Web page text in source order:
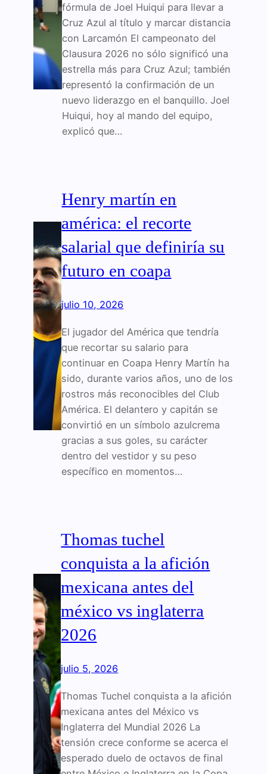
fórmula de Joel Huiqui para llevar a
Cruz Azul al título y marcar distancia
con Larcamón El campeonato del
Clausura 2026 no sólo significó una
estrella más para Cruz Azul; también
representó la confirmación de un
nuevo liderazgo en el banquillo. Joel
Huiqui, hoy al mando del equipo,
explicó que…
Henry martín en
américa: el recorte
salarial que definiría su
futuro en coapa
julio 10, 2026
El jugador del América que tendría
que recortar su salario para
continuar en Coapa Henry Martín ha
sido, durante varios años, uno de los
rostros más reconocibles del Club
América. El delantero y capitán se
convirtió en un símbolo azulcrema
gracias a sus goles, su carácter
dentro del vestidor y su peso
específico en momentos…
Thomas tuchel
conquista a la afición
mexicana antes del
méxico vs inglaterra
2026
julio 5, 2026
Thomas Tuchel conquista a la afición
mexicana antes del México vs
Inglaterra del Mundial 2026 La
tensión crece conforme se acerca el
esperado duelo de octavos de final